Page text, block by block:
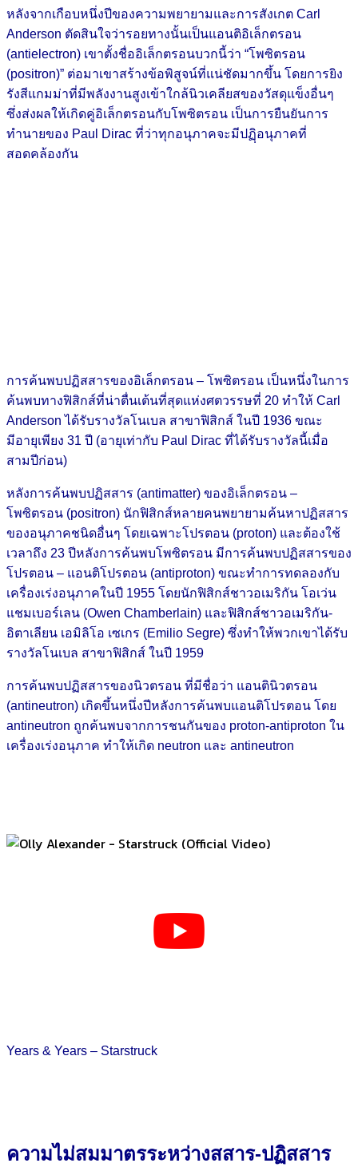
หลังจากเกือบหนึ่งปีของความพยายามและการสังเกต Carl
Anderson ตัดสินใจว่ารอยทางนั้นเป็นแอนติอิเล็กตรอน
(antielectron) เขาตั้งชื่ออิเล็กตรอนบวกนี้ว่า “โพซิตรอน
(positron)” ต่อมาเขาสร้างข้อพิสูจน์ที่แน่ชัดมากขึ้น โดยการยิง
รังสีแกมม่าที่มีพลังงานสูงเข้าใกล้นิวเคลียสของวัสดุแข็งอื่นๆ
ซึ่งส่งผลให้เกิดคู่อิเล็กตรอนกับโพซิตรอน เป็นการยืนยันการ
ทำนายของ Paul Dirac ที่ว่าทุกอนุภาคจะมีปฏฺิอนุภาคที่
สอดคล้องกัน
การค้นพบปฏิสสารของอิเล็กตรอน – โพซิตรอน เป็นหนึ่งในการ
ค้นพบทางฟิสิกส์ที่น่าตื่นเต้นที่สุดแห่งศตวรรษที่ 20 ทำให้ Carl
Anderson ได้รับรางวัลโนเบล สาขาฟิสิกส์ ในปี 1936 ขณะ
มีอายุเพียง 31 ปี (อายุเท่ากับ Paul Dirac ที่ได้รับรางวัลนี้เมื่อ
สามปีก่อน)
หลังการค้นพบปฏิสสาร (antimatter) ของอิเล็กตรอน –
โพซิตรอน (positron) นักฟิสิกส์หลายคนพยายามค้นหาปฏิสสาร
ของอนุภาคชนิดอื่นๆ โดยเฉพาะโปรตอน (proton) และต้องใช้
เวลาถึง 23 ปีหลังการค้นพบโพซิตรอน มีการค้นพบปฏิสสารของ
โปรตอน – แอนติโปรตอน (antiproton) ขณะทำการทดลองกับ
เครื่องเร่งอนุภาคในปี 1955 โดยนักฟิสิกส์ชาวอเมริกัน โอเว่น
แชมเบอร์เลน (Owen Chamberlain) และฟิสิกส์ชาวอเมริกัน-
อิตาเลียน เอมิลิโอ เซเกร (Emilio Segre) ซึ่งทำให้พวกเขาได้รับ
รางวัลโนเบล สาขาฟิสิกส์ ในปี 1959
การค้นพบปฏิสสารของนิวตรอน ที่มีชื่อว่า แอนตินิวตรอน
(antineutron) เกิดขึ้นหนึ่งปีหลังการค้นพบแอนติโปรตอน โดย
antineutron ถูกค้นพบจากการชนกันของ proton-antiproton ใน
เครื่องเร่งอนุภาค ทำให้เกิด neutron และ antineutron
Years & Years – Starstruck
ความไม่สมมาตรระหว่างสสาร-ปฏิสสาร